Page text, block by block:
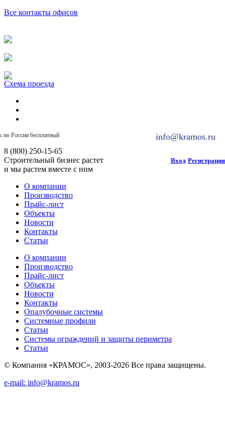
Все контакты офисов
Схема проезда
info@kramos.ru
по России бесплатный
8 (800) 250-15-65
Вход Регистрация
Строительный бизнес растет
и мы растем вместе с ним
О компании
Производство
Прайс-лист
Объекты
Новости
Контакты
Статьи
О компании
Производство
Прайс-лист
Объекты
Новости
Контакты
Опалубочные системы
Системные профили
Статьи
Системы ограждений и защиты периметра
Статьи
© Компания «КРАМОС», 2003-2026 Все права защищены.
e-mail: info@kramos.ru